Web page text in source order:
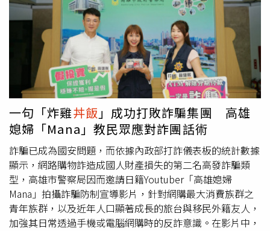
第十五屆「亞太美食金獎」，其中「亞太十大名菜美點」獎
項得主包括花蓮潔西艾美渡假酒店探索廚房「火舞焰燒脆皮
豬」、台北凱達大飯店家宴中餐廳「20年老菜脯蒸午仔
魚」、台北天成大飯店翠庭「寧式東坡肉」、日月潭力麗溫
德姆溫泉酒店邵中餐廳「貴妃紅燒荔玉」、湊兩塊有限公司
「玉里橋頭臭豆腐」、屾淼苑「港式生焗七星斑」等菜色。
「亞太十大名店」則包括福容大飯店福隆「福粵樓」、台北
花園大酒店「PRIME ONE牛排館」、亞果遊艇城「亞果
薈」、海瑞摃丸總店、鄧師傅功夫菜、花蓮米崙 丼飯屋、岩
漿漢方麻辣火鍋等。主題論壇主講人之一芳成工業總經理江
宗澤（左）、海瑞摃丸總經理黃世凱。（圖／中華美食國際
高峰論壇籌備委員會提供）此外，6月17日主題論壇內容也
十分多元，例如前內政部長李鴻源以「低碳、環保～有為者
即若是」主題，強調產業轉型的責任與行動力；雲朗集團董
事長盛治仁分享「永續旅遊的實踐」經驗，推動觀光與綠色
並進；世界美中餐飲業聯合會主席胡曉軍則從全球視角探討
龍壽司」，在壽司上頭點綴不同佐料，搭配金箔、魚子醬提
升味覺和視覺，整盤有如花園般繽紛搶眼，不僅滿足視覺、
味覺，連心也療癒了，週年慶不僅邀請民眾一起來禮客挖
寶、盡享美食優惠，讓消費者吃喝購物一次滿足。6/6~6/30
活動期間，全館單櫃單筆消費滿5,000送500，內湖店再加
碼當日全館滿8,000送「漾客酥炸竹筴魚丼飯+湯餐點」，公
館店當日全館滿6,000送「1瓶3杯」限量精美好禮，內湖、
公館店當日單店累計消費滿10,000送200、15,000送300、
20,000送400、30,000送600十足折抵購物券，紅利3倍送多
重回饋。禮客週年慶推出單櫃單筆消費1,000元有機會抽中
「Apple iPad 」、「禮客紅利點數20萬點」、「英國百年
公益瓷器Wedgwood一壺兩杯午茶組」、「珍珠長項
鍊」、「珍珠短項鍊」、「Offermann圓谷包」、「Staub
馬卡龍餐碗6件組」 …等好禮大獎（圖／禮客提供）。抽獎
活動推出單櫃單筆消費1,000元可兌換1張抽獎券，有機會抽
中「Apple iPad Wi-Fi 64GB」(價值11,900元)(1名)、「 禮
一句「炸雞丼飯 」成功打敗詐騙集團 高雄
媳婦「Mana」教民眾應對詐團話術
詐騙已成為國安問題，而依據內政部打詐儀表板的統計數據
顯示，網路購物詐造成國人財產損失的第二名高發詐騙類
型，高雄市警察局因而邀請日籍Youtuber「高雄媳婦
Mana」拍攝詐騙防制宣導影片，針對網購最大消費族群之
青年族群，以及近年人口顯著成長的旅台與移民外籍友人，
加強其日常透過手機或電腦網購時的反詐意識。在影片中，